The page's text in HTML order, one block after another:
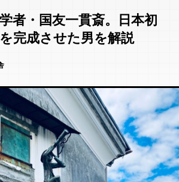
者・国友一貫斎。日本初
完成させた男を解説